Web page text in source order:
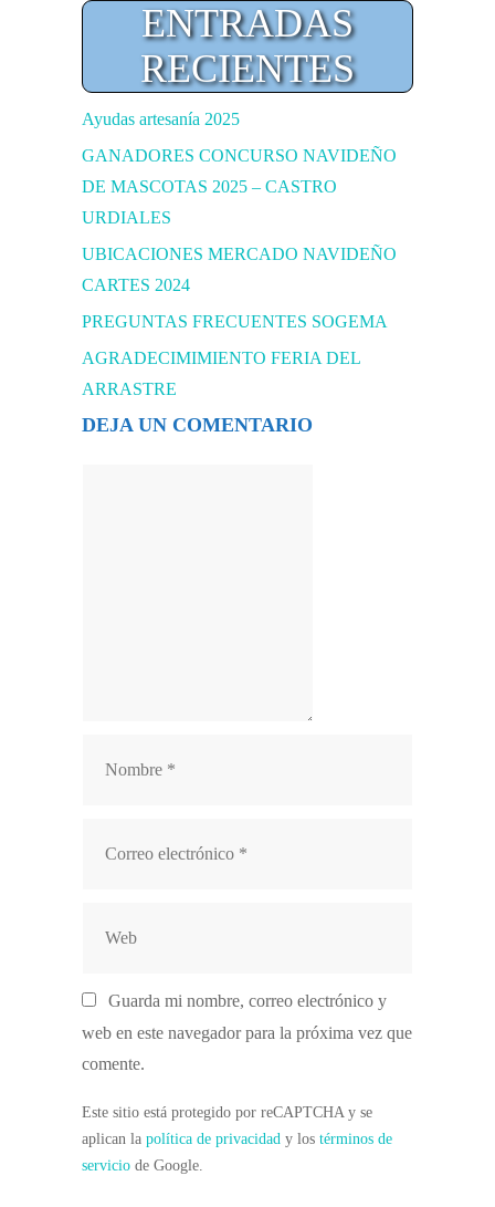
paradas:
ENTRADAS
RECIENTES
Ayudas artesanía 2025
GANADORES CONCURSO NAVIDEÑO
DE MASCOTAS 2025 – CASTRO
URDIALES
UBICACIONES MERCADO NAVIDEÑO
CARTES 2024
PREGUNTAS FRECUENTES SOGEMA
AGRADECIMIMIENTO FERIA DEL
ARRASTRE
DEJA UN COMENTARIO
electrónico
Guarda mi nombre, correo electrónico y
web en este navegador para la próxima vez que
comente.
Este sitio está protegido por reCAPTCHA y se
aplican la política de privacidad y los términos de
servicio de Google.